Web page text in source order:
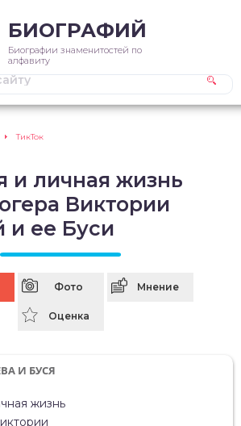
БИОГРАФИЙ
Биографии знаменитостей по
алфавиту
ТикТок
и личная жизнь
Виктории
и ее Буси
Фото Мнение
Оценка
И БУСЯ